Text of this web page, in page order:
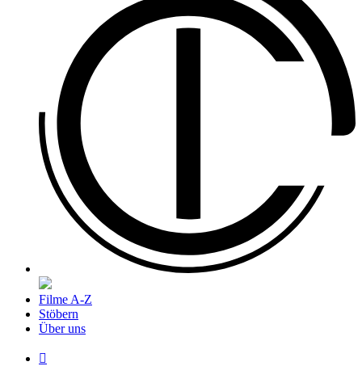
Filme A-Z
Stöbern
Über uns
